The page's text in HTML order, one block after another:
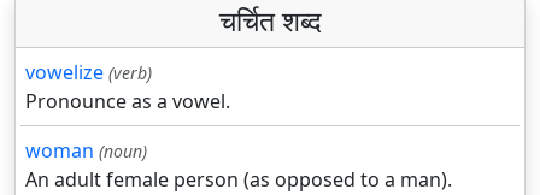
चर्चित शब्द
vowelize (verb)
Pronounce as a vowel.
woman (noun)
An adult female person (as opposed to a man).